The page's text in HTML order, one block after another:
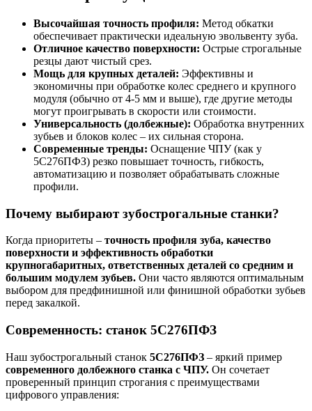
Высочайшая точность профиля: Метод обкатки
обеспечивает практически идеальную эвольвенту зуба.
Отличное качество поверхности: Острые строгальные
резцы дают чистый срез.
Мощь для крупных деталей: Эффективны и
экономичны при обработке колес среднего и крупного
модуля (обычно от 4-5 мм и выше), где другие методы
могут проигрывать в скорости или стоимости.
Универсальность (долбежные): Обработка внутренних
зубьев и блоков колес – их сильная сторона.
Современные тренды: Оснащение ЧПУ (как у
5С276ПФЗ) резко повышает точность, гибкость,
автоматизацию и позволяет обрабатывать сложные
профили.
Почему выбирают зубострогальные станки?
Когда приоритеты – точность профиля зуба, качество
поверхности и эффективность обработки
крупногабаритных, ответственных деталей со средним и
большим модулем зубьев. Они часто являются оптимальным
выбором для предфинишной или финишной обработки зубьев
перед закалкой.
Современность: станок 5С276ПФЗ
Наш зубострогальный станок 5С276ПФЗ – яркий пример
современного долбежного станка с ЧПУ. Он сочетает
проверенный принцип строгания с преимуществами
цифрового управления: